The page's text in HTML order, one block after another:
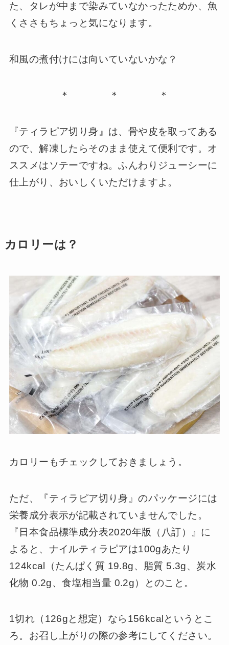
た、タレが中まで染みていなかったためか、魚
くささもちょっと気になります。
和風の煮付けには向いていないかな？
＊ ＊ ＊
『ティラピア切り身』は、骨や皮を取ってある
ので、解凍したらそのまま使えて便利です。オ
ススメはソテーですね。ふんわりジューシーに
仕上がり、おいしくいただけますよ。
カロリーは？
カロリーもチェックしておきましょう。
ただ、『ティラピア切り身』のパッケージには
栄養成分表示が記載されていませんでした。
『日本食品標準成分表2020年版（八訂）』に
よると、ナイルティラピアは100gあたり
124kcal（たんぱく質 19.8g、脂質 5.3g、炭水
化物 0.2g、食塩相当量 0.2g）とのこと。
1切れ（126gと想定）なら156kcalというとこ
ろ。お召し上がりの際の参考にしてください。